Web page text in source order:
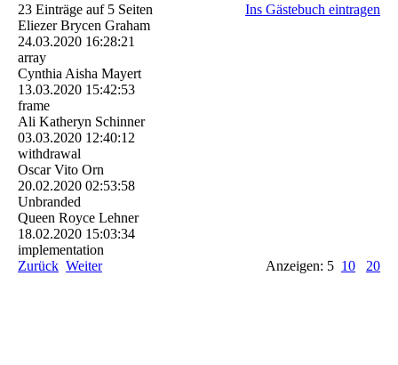
23 Einträge auf 5 Seiten
Ins Gästebuch eintragen
Eliezer Brycen Graham
24.03.2020 16:28:21
array
Cynthia Aisha Mayert
13.03.2020 15:42:53
frame
Ali Katheryn Schinner
03.03.2020 12:40:12
withdrawal
Oscar Vito Orn
20.02.2020 02:53:58
Unbranded
Queen Royce Lehner
18.02.2020 15:03:34
implementation
Zurück Weiter Anzeigen: 5 10 20